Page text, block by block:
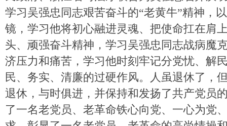
学习吴强忠同志艰苦奋斗的“老黄牛”精神，
镜，学习他将初心融进灵魂、把使命扛在肩
头、顽强奋斗精神，学习吴强忠同志战病魔
济压力和痛苦，学习他时刻牢记分党忧、解
民、务实、清廉的过硬作风。人虽退休了，
退休，与时俱进，并保持和发扬了共产党员
了一名老党员、老革命铁心向党、一心为党